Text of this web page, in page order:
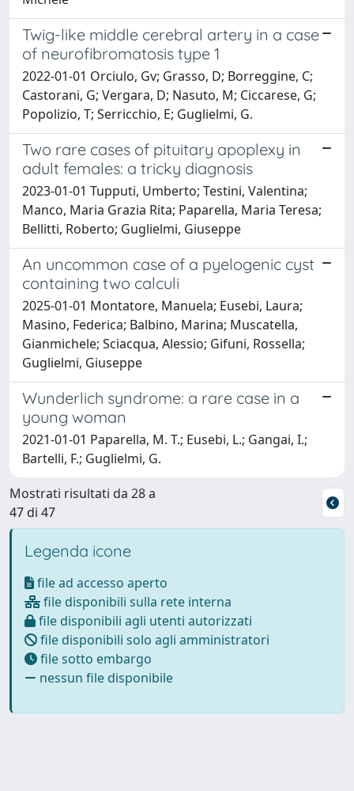
Twig-like middle cerebral artery in a case
of neurofibromatosis type 1
2022-01-01 Orciulo, Gv; Grasso, D; Borreggine, C;
Castorani, G; Vergara, D; Nasuto, M; Ciccarese, G;
Popolizio, T; Serricchio, E; Guglielmi, G.
Two rare cases of pituitary apoplexy in
adult females: a tricky diagnosis
2023-01-01 Tupputi, Umberto; Testini, Valentina;
Manco, Maria Grazia Rita; Paparella, Maria Teresa;
Bellitti, Roberto; Guglielmi, Giuseppe
An uncommon case of a pyelogenic cyst
containing two calculi
2025-01-01 Montatore, Manuela; Eusebi, Laura;
Masino, Federica; Balbino, Marina; Muscatella,
Gianmichele; Sciacqua, Alessio; Gifuni, Rossella;
Guglielmi, Giuseppe
Wunderlich syndrome: a rare case in a
young woman
2021-01-01 Paparella, M. T.; Eusebi, L.; Gangai, I.;
Bartelli, F.; Guglielmi, G.
Mostrati risultati da 28 a
47 di 47
Legenda icone
file ad accesso aperto
file disponibili sulla rete interna
file disponibili agli utenti autorizzati
file disponibili solo agli amministratori
file sotto embargo
nessun file disponibile